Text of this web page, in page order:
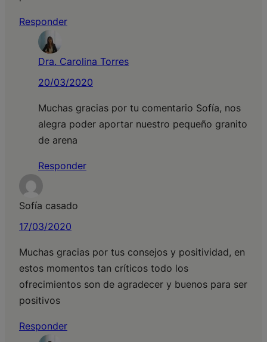
Responder
Dra. Carolina Torres
20/03/2020
Muchas gracias por tu comentario Sofía, nos
alegra poder aportar nuestro pequeño granito
de arena
Responder
Sofía casado
17/03/2020
Muchas gracias por tus consejos y positividad, en
estos momentos tan críticos todo los
ofrecimientos son de agradecer y buenos para ser
positivos
Responder